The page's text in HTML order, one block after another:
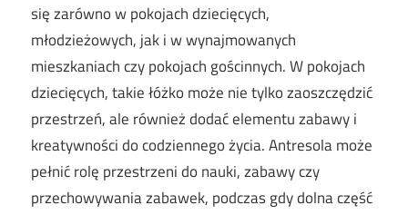
się zarówno w pokojach dziecięcych,
młodzieżowych, jak i w wynajmowanych
mieszkaniach czy pokojach gościnnych. W pokojach
dziecięcych, takie łóżko może nie tylko zaoszczędzić
przestrzeń, ale również dodać elementu zabawy i
kreatywności do codziennego życia. Antresola może
pełnić rolę przestrzeni do nauki, zabawy czy
przechowywania zabawek, podczas gdy dolna część